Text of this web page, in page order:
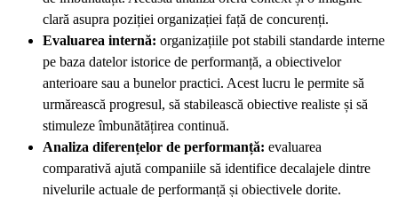
clară asupra poziției organizației față de concurenți.
Evaluarea internă: organizațiile pot stabili standarde interne
pe baza datelor istorice de performanță, a obiectivelor
anterioare sau a bunelor practici. Acest lucru le permite să
urmărească progresul, să stabilească obiective realiste și să
stimuleze îmbunătățirea continuă.
Analiza diferențelor de performanță: evaluarea
comparativă ajută companiile să identifice decalajele dintre
nivelurile actuale de performanță și obiectivele dorite.